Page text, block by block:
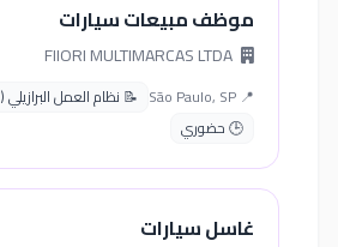
موظف مبيعات سيارات
📍 São Paulo, SP
📝 نظام العمل البرازيلي (CLT)
🕒 حضوري
غاسل سيارات